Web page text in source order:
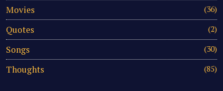
Movies (36)
Quotes (2)
Songs (30)
Thoughts (85)